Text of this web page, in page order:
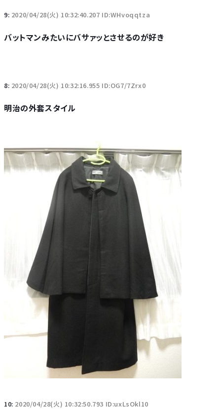
9: 2020/04/28(火) 10:32:40.207 ID:WHvoqqtza
バットマンみたいにバサァッとさせるのが好き
8: 2020/04/28(火) 10:32:16.955 ID:OG7/7Zrx0
明治の外套スタイル
10: 2020/04/28(火) 10:32:50.793 ID:uxLsOkl10